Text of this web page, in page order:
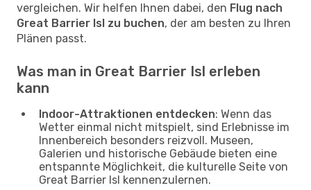
vergleichen. Wir helfen Ihnen dabei, den Flug nach
Great Barrier Isl zu buchen, der am besten zu Ihren
Plänen passt.
Was man in Great Barrier Isl erleben
kann
Indoor-Attraktionen entdecken: Wenn das
Wetter einmal nicht mitspielt, sind Erlebnisse im
Innenbereich besonders reizvoll. Museen,
Galerien und historische Gebäude bieten eine
entspannte Möglichkeit, die kulturelle Seite von
Great Barrier Isl kennenzulernen.